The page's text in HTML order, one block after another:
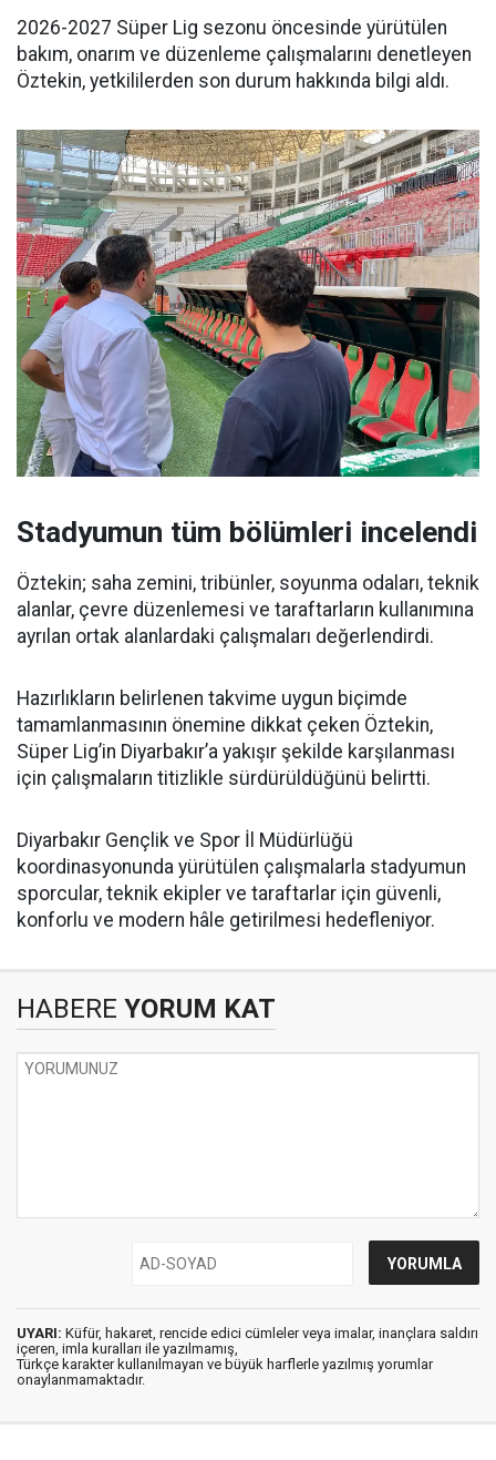
2026-2027 Süper Lig sezonu öncesinde yürütülen
bakım, onarım ve düzenleme çalışmalarını denetleyen
Öztekin, yetkililerden son durum hakkında bilgi aldı.
Stadyumun tüm bölümleri incelendi
Öztekin; saha zemini, tribünler, soyunma odaları, teknik
alanlar, çevre düzenlemesi ve taraftarların kullanımına
ayrılan ortak alanlardaki çalışmaları değerlendirdi.
Hazırlıkların belirlenen takvime uygun biçimde
tamamlanmasının önemine dikkat çeken Öztekin,
Süper Lig’in Diyarbakır’a yakışır şekilde karşılanması
için çalışmaların titizlikle sürdürüldüğünü belirtti.
Diyarbakır Gençlik ve Spor İl Müdürlüğü
koordinasyonunda yürütülen çalışmalarla stadyumun
sporcular, teknik ekipler ve taraftarlar için güvenli,
konforlu ve modern hâle getirilmesi hedefleniyor.
HABERE YORUM KAT
UYARI: Küfür, hakaret, rencide edici cümleler veya imalar, inançlara saldırı
içeren, imla kuralları ile yazılmamış,
Türkçe karakter kullanılmayan ve büyük harflerle yazılmış yorumlar
onaylanmamaktadır.